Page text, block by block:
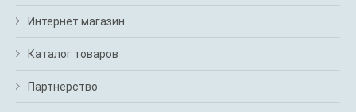
Интернет магазин
Каталог товаров
Партнерство